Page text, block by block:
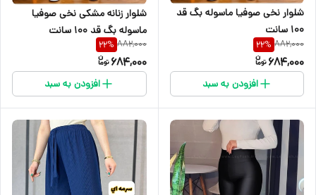
شلوار نخی صوفیا ماسوله بگ قد
۱۰۰ سانت
882,000
22%
684,000
افزودن به سبد
شلوار زنانه مشکی نخی صوفیا
ماسوله بگ قد ۱۰۰ سانت
882,000
22%
684,000
افزودن به سبد